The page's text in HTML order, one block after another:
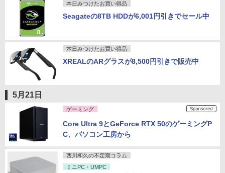
本日みつけたお買い得品
Seagateの8TB HDDが6,001円引きでセール中
本日みつけたお買い得品
XREALのARグラスが8,500円引きで販売中
5月21日
ゲーミング
Core Ultra 9とGeForce RTX 50のゲーミングP
C、パソコン工房から
西川和久の不定期コラム
ミニPC・UMPC